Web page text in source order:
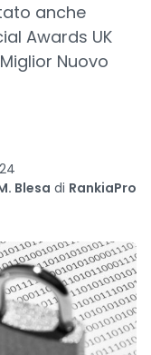
anche
Awards UK
Nuovo
Blesa di RankiaPro